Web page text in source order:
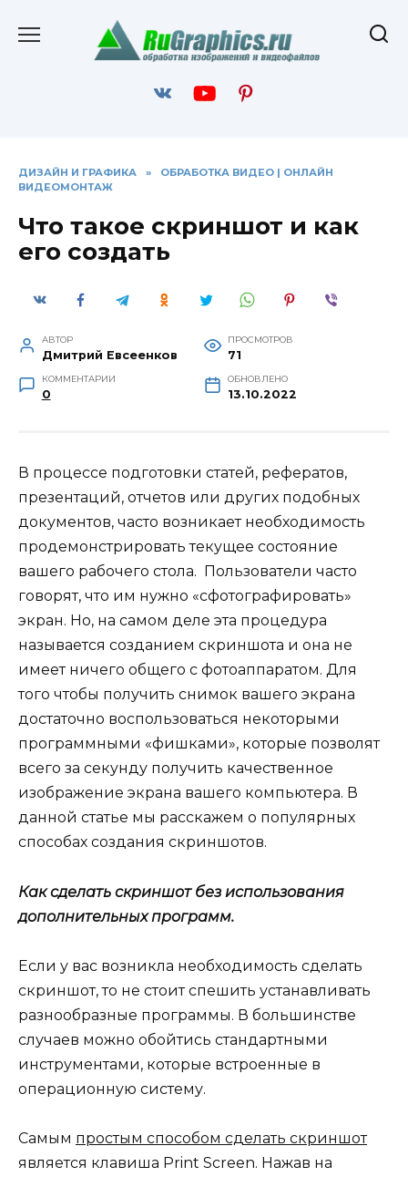
содержанию
ДИЗАЙН И ГРАФИКА »
ОБРАБОТКА ВИДЕО | ОНЛАЙН
ВИДЕОМОНТАЖ
Что такое скриншот и как
его создать
АВТОР
Дмитрий Евсеенков
ПРОСМОТРОВ
71
КОММЕНТАРИИ
0
ОБНОВЛЕНО
13.10.2022
В процессе подготовки статей, рефератов,
презентаций, отчетов или других подобных
документов, часто возникает необходимость
продемонстрировать текущее состояние
вашего рабочего стола. Пользователи часто
говорят, что им нужно «сфотографировать»
экран. Но, на самом деле эта процедура
называется созданием скриншота и она не
имеет ничего общего с фотоаппаратом. Для
того чтобы получить снимок вашего экрана
достаточно воспользоваться некоторыми
программными «фишками», которые позволят
всего за секунду получить качественное
изображение экрана вашего компьютера. В
данной статье мы расскажем о популярных
способах создания скриншотов.
Как сделать скриншот без использования
дополнительных программ.
Если у вас возникла необходимость сделать
скриншот, то не стоит спешить устанавливать
разнообразные программы. В большинстве
случаев можно обойтись стандартными
инструментами, которые встроенные в
операционную систему.
Самым простым способом сделать скриншот
является клавиша Print Screen. Нажав на